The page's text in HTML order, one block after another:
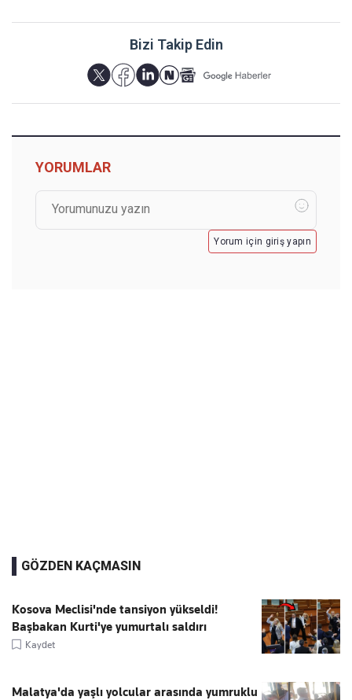
Bizi Takip Edin
YORUMLAR
Yorum için giriş yapın
GÖZDEN KAÇMASIN
Kosova Meclisi'nde tansiyon yükseldi!
Başbakan Kurti'ye yumurtalı saldırı
Kaydet
Malatya'da yaşlı yolcular arasında yumruklu